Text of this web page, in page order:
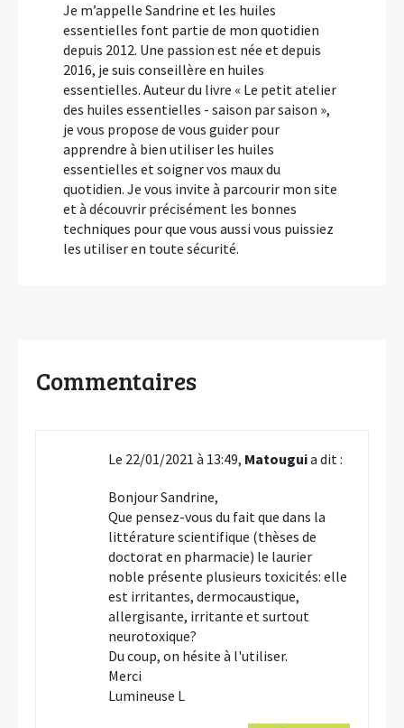
Je m’appelle Sandrine et les huiles
essentielles font partie de mon quotidien
depuis 2012. Une passion est née et depuis
2016, je suis conseillère en huiles
essentielles. Auteur du livre « Le petit atelier
des huiles essentielles - saison par saison »,
je vous propose de vous guider pour
apprendre à bien utiliser les huiles
essentielles et soigner vos maux du
quotidien. Je vous invite à parcourir mon site
et à découvrir précisément les bonnes
techniques pour que vous aussi vous puissiez
les utiliser en toute sécurité.
Commentaires
Le 22/01/2021 à 13:49, Matouguia dit :
Bonjour Sandrine,
Que pensez-vous du fait que dans la
littérature scientifique (thèses de
doctorat en pharmacie) le laurier
noble présente plusieurs toxicités: elle
est irritantes, dermocaustique,
allergisante, irritante et surtout
neurotoxique?
Du coup, on hésite à l'utiliser.
Merci
Lumineuse L